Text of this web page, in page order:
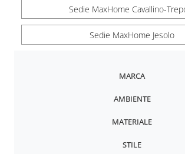
Sedie MaxHome Cavallino-
Sedie MaxHome Jesolo
MARCA
AMBIENTE
MATERIALE
STILE